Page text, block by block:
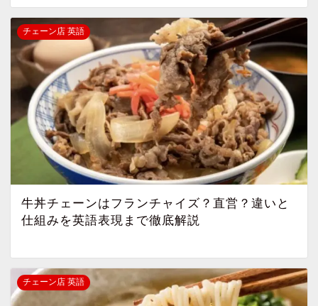
チェーン店 英語
牛丼チェーンはフランチャイズ？直営？違いと
仕組みを英語表現まで徹底解説
チェーン店 英語